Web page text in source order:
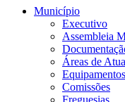
Município
Executivo
Assembleia
Áreas de
Equipamentos
Comissões
Freguesias